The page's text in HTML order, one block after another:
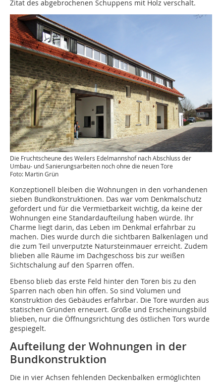
Zitat des abgebrochenen Schuppens mit Holz verschalt.
Die Fruchtscheune des Weilers Edelmannshof nach Abschluss der
Umbau- und Sanierungsarbeiten noch ohne die neuen Tore
Foto: Martin Grün
Konzeptionell bleiben die Wohnungen in den vorhandenen
sieben Bundkonstruktionen. Das war vom Denkmalschutz
gefordert und für die Vermietbarkeit wichtig, da keine der
Wohnungen eine Standardaufteilung haben würde. Ihr
Charme liegt darin, das Leben im Denkmal erfahrbar zu
machen. Dies wurde durch die sichtbaren Balkenlagen und
die zum Teil unverputzte Natursteinmauer erreicht. Zudem
blieben alle Räume im Dachgeschoss bis zur weißen
Sichtschalung auf den Sparren offen.
Ebenso blieb das erste Feld hinter den Toren bis zu den
Sparren nach oben hin offen. So sind Volumen und
Konstruktion des Gebäudes erfahrbar. Die Tore wurden aus
statischen Gründen erneuert. Größe und Erscheinungsbild
blieben, nur die Öffnungsrichtung des östlichen Tors wurde
gespiegelt.
Aufteilung der Wohnungen in der
Bundkonstruktion
Die in vier Achsen fehlenden Deckenbalken ermöglichten